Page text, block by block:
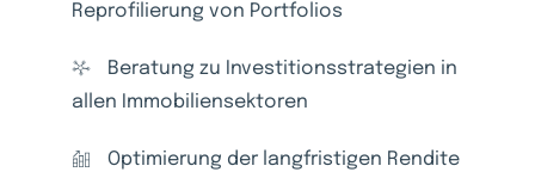
Reprofilierung von Portfolios
Beratung zu Investitionsstrategien in
allen Immobiliensektoren
Optimierung der langfristigen Rendite